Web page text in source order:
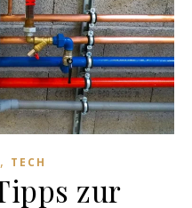
, TECH
zur